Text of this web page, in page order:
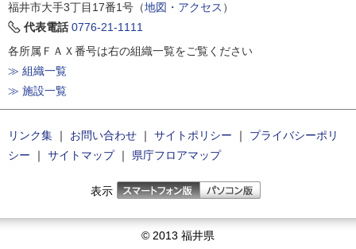
福井市大手3丁目17番1号（地図・アクセス ）
代表電話 0776-21-1111
各所属ＦＡＸ番号は右の組織一覧をご覧ください
≫ 組織一覧
≫ 施設一覧
リンク集 ｜ お問い合わせ ｜ サイトポリシー ｜
プライバシーポリ
シー ｜ サイトマップ｜ 県庁フロアマップ
表示
© 2013 福井県